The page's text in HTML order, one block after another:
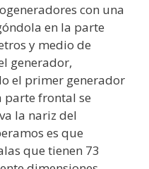
con una
en la parte
y medio de
generador,
el primer generador
parte frontal se
la nariz del
es que
que tienen 73